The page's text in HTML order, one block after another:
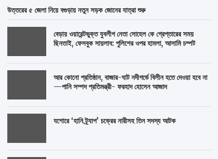
উত্তরের ৫ জেলা নিয়ে বগুড়ায় নতুন সড়ক জোনের যাত্রা শুরু
বেড়ায় ওয়ারেন্টভুক্ত যুবলীগ নেতা সোহেল কে গ্রেপ্তারের সময়
ছিনতাই, ফেসবুক সায়লাব: পুলিশের ওপর হামলা, আসামি চম্পট
আর কোনো প্রতিষ্ঠান, বাজার-ঘাট নদীগর্ভে বিলীন হতে দেওয়া হবে না
—পানি সম্পদ প্রতিমন্ত্রী- ফরহাদ হোসেন আজাদ
যশোরে ‘হানি ট্র্যাপ’ চক্রের নারীসহ তিন সদস্য আটক